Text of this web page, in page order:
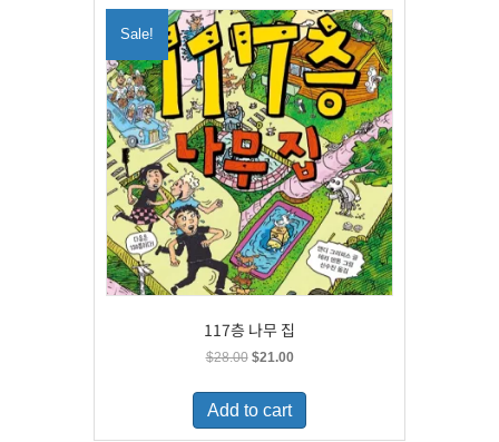
Sale!
117층 나무 집
$28.00 Original
was:
$28.00.
$21.00Current
is:
$21.00.
Add to cart